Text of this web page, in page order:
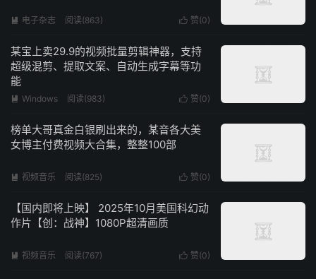
 赞(0)
 电子杂志 阅读(863)
某宝上卖29.9的视频批量剪辑神器，支持
超级混剪、提取文案、自动生成字幕等功
能
 赞(0)
 Windows 阅读(983)
榜单大哥真金白银刷出来的，某音各大美
女博主付费视频大合集，整整100部
 赞(0)
 视频音乐 阅读(825)
【国内即将上映】 2025年10月美国科幻动
作片【创：战神】1080P超清画质
 赞(0)
 视频音乐 阅读(767)